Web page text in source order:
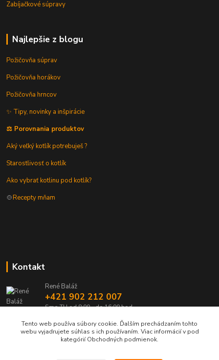
Zabíjačkové súpravy
Najlepšie z blogu
Požičovňa súprav
Požičovňa horákov
Požičovňa hrncov
✨ Tipy, novinky a inšpirácie
⚖️ Porovnania produktov
Aký veľký kotlík potrebuješ ?
Starostlivosť o kotlík
Ako vybrať kotlinu pod kotlík?
🍲Recepty mňam
Kontakt
René Baláž
+421 902 212 007
Sme TU od 8:00 - do 16:00 hod
info@kotlik.sk
Tento web používa súbory cookie. Ďalším prechádzaním tohto
webu vyjadrujete súhlas s ich používaním. Viac informácií v pod
kategórií Obchodných podmienok.